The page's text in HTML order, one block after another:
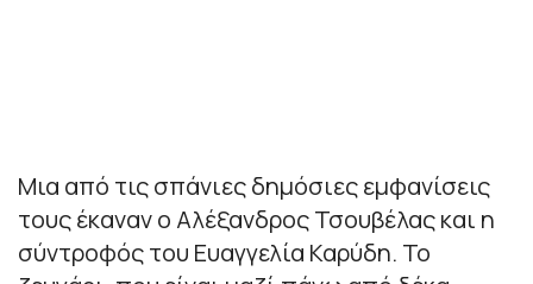
Μια από τις σπάνιες δημόσιες εμφανίσεις
τους έκαναν ο Αλέξανδρος Τσουβέλας και η
σύντροφός του Ευαγγελία Καρύδη. Το